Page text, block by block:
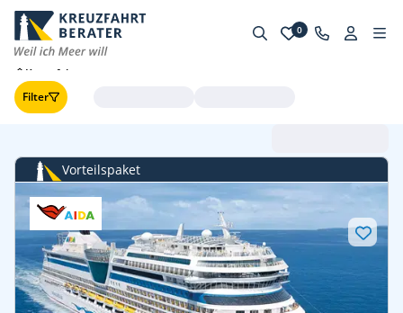
0
Kreuzfahrten
Filter
Vorteilspaket